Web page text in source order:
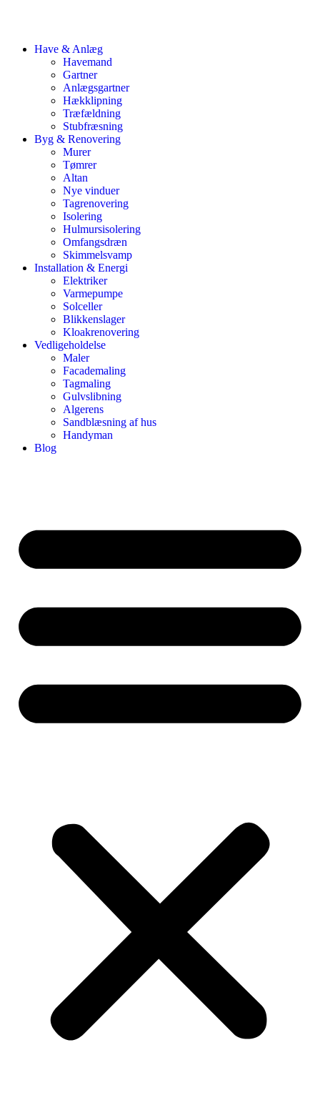
Have & Anlæg
Havemand
Gartner
Anlægsgartner
Hækklipning
Træfældning
Stubfræsning
Byg & Renovering
Murer
Tømrer
Altan
Nye vinduer
Tagrenovering
Isolering
Hulmursisolering
Omfangsdræn
Skimmelsvamp
Installation & Energi
Elektriker
Varmepumpe
Solceller
Blikkenslager
Kloakrenovering
Vedligeholdelse
Maler
Facademaling
Tagmaling
Gulvslibning
Algerens
Sandblæsning af hus
Handyman
Blog